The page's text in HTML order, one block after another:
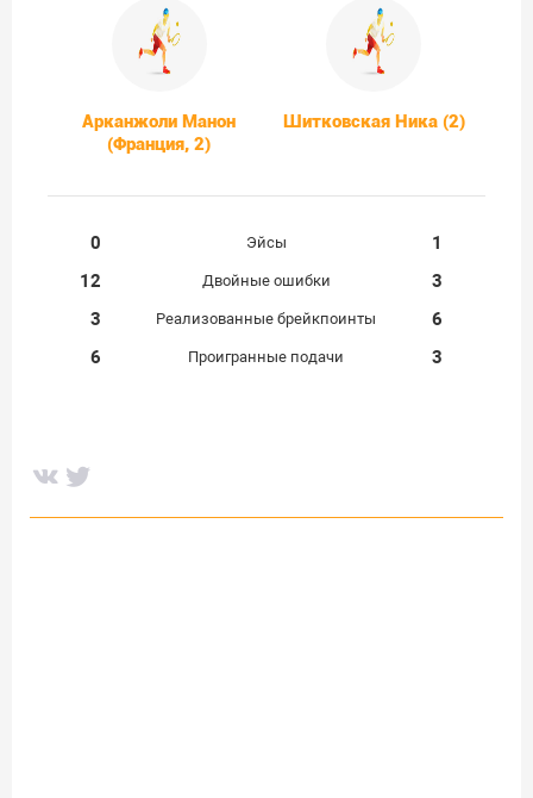
Арканжоли Манон
(Франция, 2)
Шитковская Ника (2)
0 Эйсы
1
12
Двойные ошибки
3
3
Реализованные брейкпоинты
6
6
Проигранные подачи 3